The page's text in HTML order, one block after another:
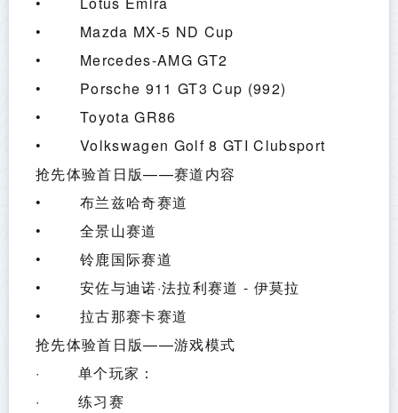
•        Mazda MX-5 ND Cup
•        Mercedes-AMG GT2
•        Porsche 911 GT3 Cup (992)
•        Toyota GR86
•        Volkswagen Golf 8 GTI Clubsport
抢先体验首日版——赛道内容
•        布兰兹哈奇赛道
•        全景山赛道
•        铃鹿国际赛道
•        安佐与迪诺·法拉利赛道 - 伊莫拉
•        拉古那赛卡赛道
抢先体验首日版——游戏模式
·        单个玩家：
·        练习赛